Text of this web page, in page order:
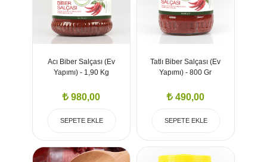
SEPETE EKLE
Acı Biber Salçası (Ev
Yapımı) - 1,90 Kg
980,00
SEPETE EKLE
Tatlı Biber Salçası (Ev
Yapımı) - 800 Gr
490,00